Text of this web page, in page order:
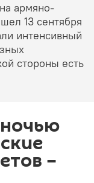
армяно-
13 сентября
интенсивный
стороны есть
–